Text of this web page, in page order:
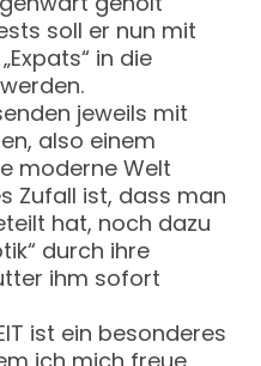
soll er nun mit
in die
jeweils mit
also einem
moderne Welt
Zufall ist, dass man
hat, noch dazu
durch ihre
ihm sofort
ist ein besonderes